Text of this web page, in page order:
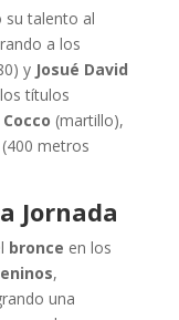
talento al
a los
y Josué David
títulos
(martillo),
(400 metros
Jornada
bronce en los
,
una